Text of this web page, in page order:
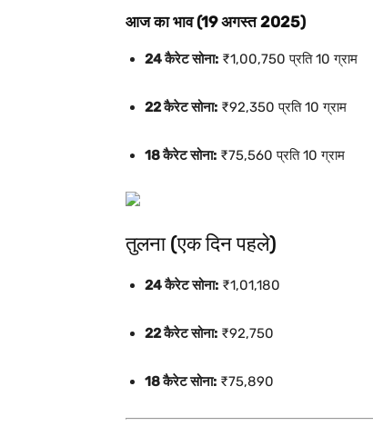
आज का भाव (19 अगस्त 2025)
24 कैरेट सोना: ₹1,00,750 प्रति 10 ग्राम
22 कैरेट सोना: ₹92,350 प्रति 10 ग्राम
18 कैरेट सोना: ₹75,560 प्रति 10 ग्राम
तुलना (एक दिन पहले)
24 कैरेट सोना: ₹1,01,180
22 कैरेट सोना: ₹92,750
18 कैरेट सोना: ₹75,890